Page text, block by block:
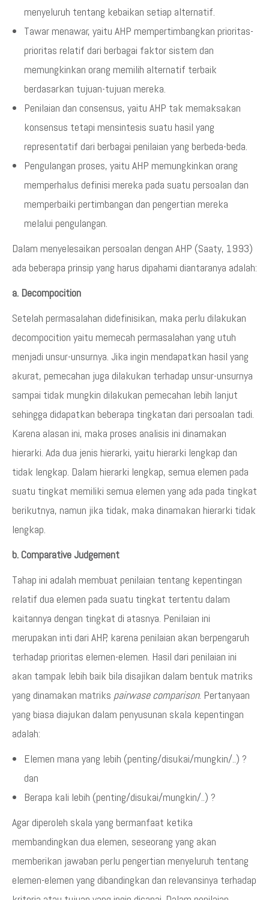
menyeluruh tentang kebaikan setiap alternatif.
Tawar menawar, yaitu AHP mempertimbangkan prioritas-
prioritas relatif dari berbagai faktor sistem dan
memungkinkan orang memilih alternatif terbaik
berdasarkan tujuan-tujuan mereka.
Penilaian dan consensus, yaitu AHP tak memaksakan
konsensus tetapi mensintesis suatu hasil yang
representatif dari berbagai penilaian yang berbeda-beda.
Pengulangan proses, yaitu AHP memungkinkan orang
memperhalus definisi mereka pada suatu persoalan dan
memperbaiki pertimbangan dan pengertian mereka
melalui pengulangan.
Dalam menyelesaikan persoalan dengan AHP (Saaty, 1993)
ada beberapa prinsip yang harus dipahami diantaranya adalah:
a. Decompocition
Setelah permasalahan didefinisikan, maka perlu dilakukan
decompocition yaitu memecah permasalahan yang utuh
menjadi unsur-unsurnya. Jika ingin mendapatkan hasil yang
akurat, pemecahan juga dilakukan terhadap unsur-unsurnya
sampai tidak mungkin dilakukan pemecahan lebih lanjut
sehingga didapatkan beberapa tingkatan dari persoalan tadi.
Karena alasan ini, maka proses analisis ini dinamakan
hierarki. Ada dua jenis hierarki, yaitu hierarki lengkap dan
tidak lengkap. Dalam hierarki lengkap, semua elemen pada
suatu tingkat memiliki semua elemen yang ada pada tingkat
berikutnya, namun jika tidak, maka dinamakan hierarki tidak
lengkap.
b. Comparative Judgement
Tahap ini adalah membuat penilaian tentang kepentingan
relatif dua elemen pada suatu tingkat tertentu dalam
kaitannya dengan tingkat di atasnya. Penilaian ini
merupakan inti dari AHP, karena penilaian akan berpengaruh
terhadap prioritas elemen-elemen. Hasil dari penilaian ini
akan tampak lebih baik bila disajikan dalam bentuk matriks
yang dinamakan matriks pairwase comparison. Pertanyaan
yang biasa diajukan dalam penyusunan skala kepentingan
adalah:
Elemen mana yang lebih (penting/disukai/mungkin/..) ?
dan
Berapa kali lebih (penting/disukai/mungkin/..) ?
Agar diperoleh skala yang bermanfaat ketika
membandingkan dua elemen, seseorang yang akan
memberikan jawaban perlu pengertian menyeluruh tentang
elemen-elemen yang dibandingkan dan relevansinya terhadap